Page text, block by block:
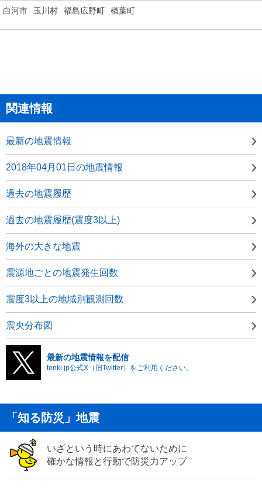
白河市 玉川村 福島広野町 楢葉町
関連情報
最新の地震情報
2018年04月01日の地震情報
過去の地震履歴
過去の地震履歴(震度3以上)
海外の大きな地震
震源地ごとの地震発生回数
震度3以上の地域別観測回数
震央分布図
最新の地震情報を配信
tenki.jp公式X（旧Twitter）をご利用ください。
「知る防災」地震
いざという時にあわてないために
確かな情報と行動で防災力アップ